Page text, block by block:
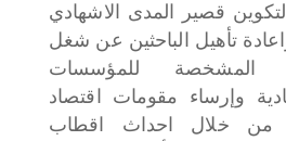
قصير المدى الاشهادي
تأهيل الباحثين عن شغل
المشخصة للمؤسسات
وإرساء مقومات اقتصاد
من خلال احداث اقطاب